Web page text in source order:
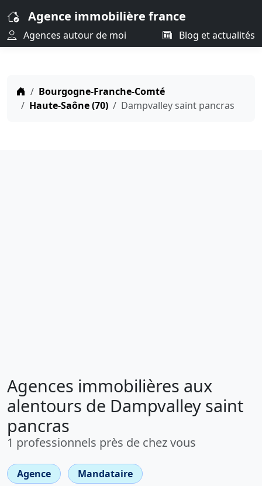
Agence immobilière france
Agences autour de moi Blog et actualités
Bourgogne-Franche-Comté
Haute-Saône (70)
Dampvalley saint pancras
Agences immobilières aux
alentours de Dampvalley saint
pancras
1 professionnels près de chez vous
Agence
Mandataire